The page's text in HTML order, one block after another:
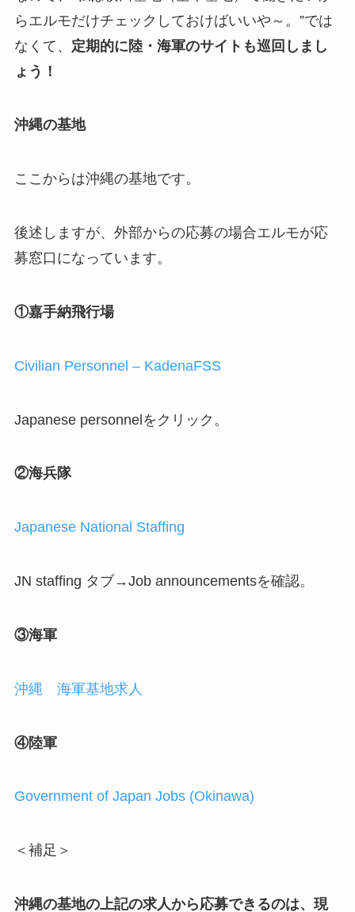
らエルモだけチェックしておけばいいや～。”では
なくて、 定期的に陸・海軍のサイトも巡回しまし
ょう！
沖縄の基地
ここからは沖縄の基地です。
後述しますが、外部からの応募の場合エルモが応
募窓口になっています。
①嘉手納飛行場
Civilian Personnel – KadenaFSS
Japanese personnelをクリック。
②海兵隊
Japanese National Staffing
JN staffing タブ→Job announcementsを確認。
③海軍
沖縄 海軍基地求人
④陸軍
Government of Japan Jobs (Okinawa)
＜補足＞
沖縄の基地の上記の求人から応募できるのは、現